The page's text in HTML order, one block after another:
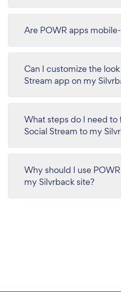
Are POWR apps
Can I customize the
Stream app on my
What steps do I need to
Social Stream to my
Why should I use
my Silvrback site?